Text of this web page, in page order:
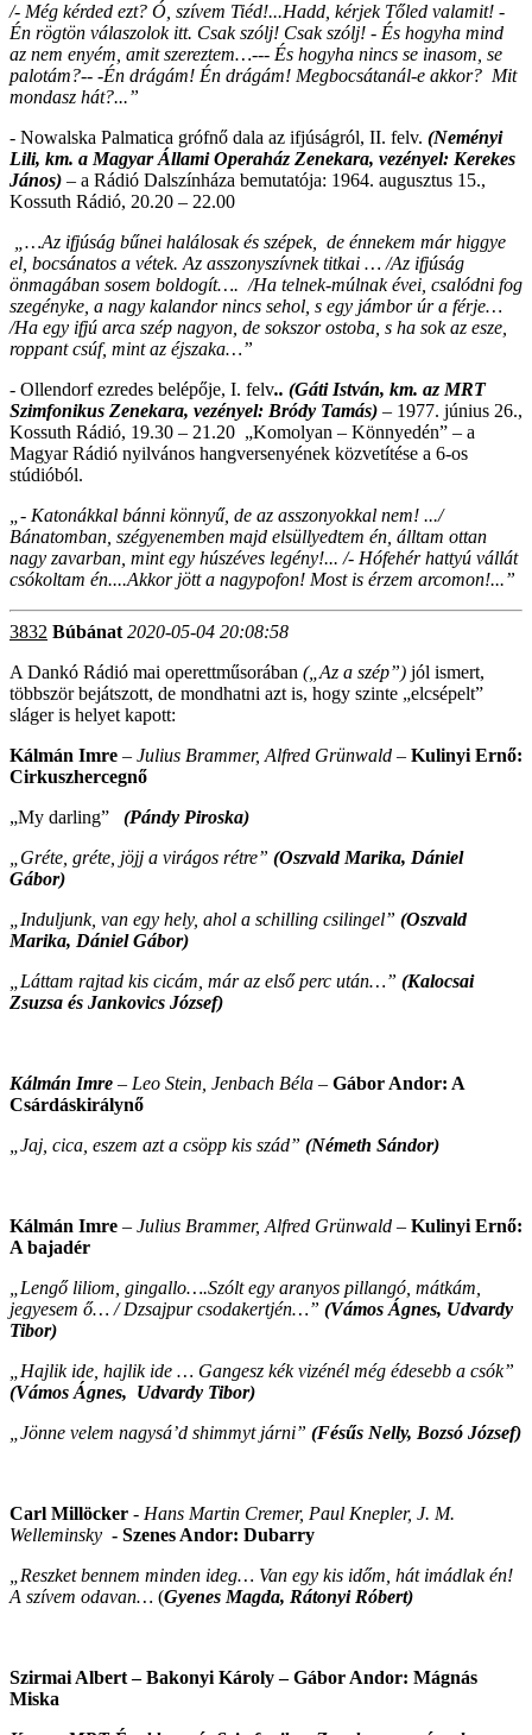
/- Még kérded ezt? Ó, szívem Tiéd!...Hadd, kérjek Tőled valamit! -
Én rögtön válaszolok itt. Csak szólj! Csak szólj! - És hogyha mind
az nem enyém, amit szereztem…--- És hogyha nincs se inasom, se
palotám?-- -Én drágám! Én drágám! Megbocsátanál-e akkor? Mit
mondasz hát?...”
- Nowalska Palmatica grófnő dala az ifjúságról, II. felv. (Neményi
Lili, km. a Magyar Állami Operaház Zenekara, vezényel: Kerekes
János) – a Rádió Dalszínháza bemutatója: 1964. augusztus 15.,
Kossuth Rádió, 20.20 – 22.00
„…Az ifjúság bűnei halálosak és szépek, de énnekem már higgye
el, bocsánatos a vétek. Az asszonyszívnek titkai … /Az ifjúság
önmagában sosem boldogít…. /Ha telnek-múlnak évei, csalódni fog
szegényke, a nagy kalandor nincs sehol, s egy jámbor úr a férje…
/Ha egy ifjú arca szép nagyon, de sokszor ostoba, s ha sok az esze,
roppant csúf, mint az éjszaka…”
- Ollendorf ezredes belépője, I. felv.. (Gáti István, km. az MRT
Szimfonikus Zenekara, vezényel: Bródy Tamás) – 1977. június 26.,
Kossuth Rádió, 19.30 – 21.20 „Komolyan – Könnyedén” – a
Magyar Rádió nyilvános hangversenyének közvetítése a 6-os
stúdióból.
- Katonákkal bánni könnyű, de az asszonyokkal nem! .../
Bánatomban, szégyenemben majd elsüllyedtem én, álltam ottan
nagy zavarban, mint egy húszéves legény!... /- Hófehér hattyú vállát
csókoltam én....Akkor jött a nagypofon! Most is érzem arcomon!...”
3832 Búbánat 2020-05-04 20:08:58
A Dankó Rádió mai operettműsorában („Az a szép”) jól ismert,
többször bejátszott, de mondhatni azt is, hogy szinte „elcsépelt”
sláger is helyet kapott:
Kálmán Imre – Julius Brammer, Alfred Grünwald – Kulinyi Ernő:
Cirkuszhercegnő
„My darling” (Pándy Piroska)
„Gréte, gréte, jöjj a virágos rétre” (Oszvald Marika, Dániel
Gábor)
„Induljunk, van egy hely, ahol a schilling csilingel” (Oszvald
Marika, Dániel Gábor)
Láttam rajtad kis cicám, már az első perc után…” (Kalocsai
Zsuzsa és Jankovics József)
Kálmán Imre – Leo Stein, Jenbach Béla – Gábor Andor: A
Csárdáskirálynő
„Jaj, cica, eszem azt a csöpp kis szád” (Németh Sándor)
Kálmán Imre – Julius Brammer, Alfred Grünwald – Kulinyi Ernő:
A bajadér
„Lengő liliom, gingallo….Szólt egy aranyos pillangó, mátkám,
jegyesem ő… / Dzsajpur csodakertjén…” (Vámos Ágnes, Udvardy
Tibor)
„Hajlik ide, hajlik ide … Gangesz kék vizénél még édesebb a csók”
(Vámos Ágnes, Udvardy Tibor)
„Jönne velem nagysá’d shimmyt járni” (Fésűs Nelly, Bozsó József)
Carl Millöcker - Hans Martin Cremer, Paul Knepler, J. M.
Welleminsky - Szenes Andor: Dubarry
„Reszket bennem minden ideg… Van egy kis időm, hát imádlak én!
A szívem odavan… (Gyenes Magda, Rátonyi Róbert)
Szirmai Albert – Bakonyi Károly – Gábor Andor: Mágnás
Miska